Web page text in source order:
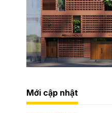
Mới cập nhật